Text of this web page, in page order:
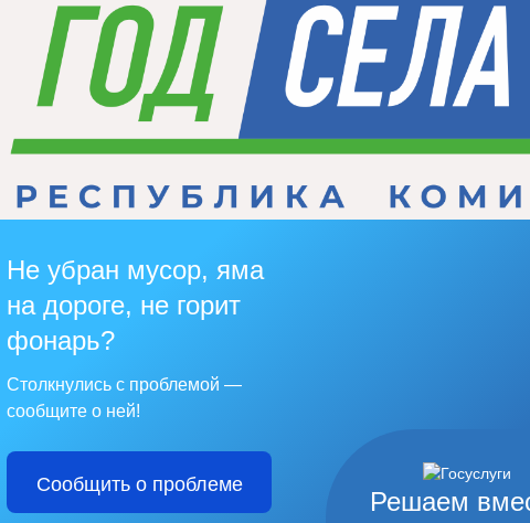
Решаем
Не убран мусор, яма
на дороге, не горит
фонарь?
Столкнулись с проблемой —
сообщите о ней!
Сообщить о проблеме